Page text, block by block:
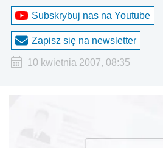
Subskrybuj nas na Youtube
Zapisz się na newsletter
10 kwietnia 2007, 08:35